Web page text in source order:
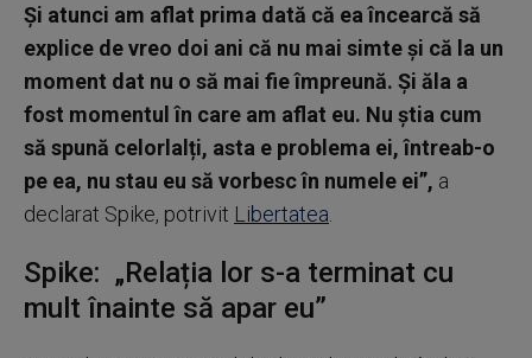
Și atunci am aflat prima dată că ea încearcă să
explice de vreo doi ani că nu mai simte și că la un
moment dat nu o să mai fie împreună. Și ăla a
fost momentul în care am aflat eu. Nu știa cum
să spună celorlalți, asta e problema ei, întreab-o
pe ea, nu stau eu să vorbesc în numele ei”, a
declarat Spike, potrivit Libertatea
Spike: „Relația lor s-a terminat cu
mult înainte să apar eu”